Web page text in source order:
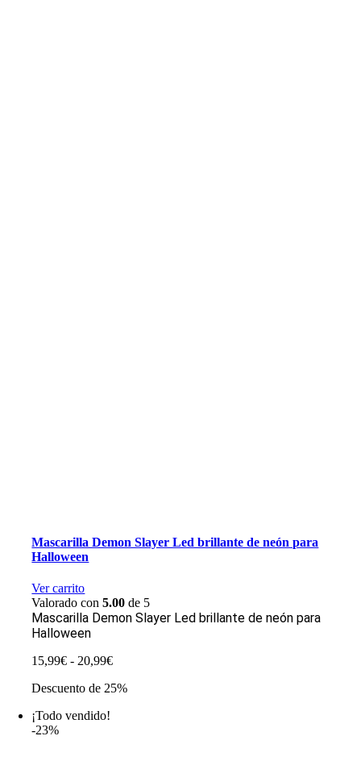
Mascarilla Demon Slayer Led brillante de neón para
Halloween
Ver carrito
Valorado con5.00 de 5
Mascarilla Demon Slayer Led brillante de neón para
Halloween
15,99€ - 20,99€Rango
precios:
Descuento de 25%
¡Todo vendido!
-23%